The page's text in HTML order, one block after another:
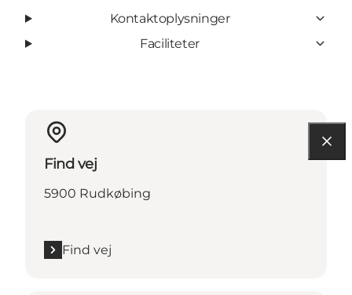
Kontaktoplysninger
Faciliteter
Find vej
5900 Rudkøbing
Find vej